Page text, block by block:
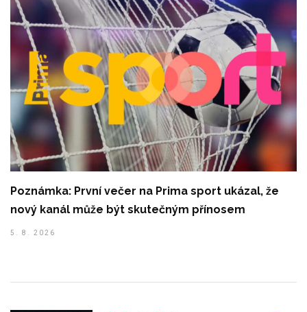
Poznámka: První večer na Prima sport ukázal, že
nový kanál může být skutečným přínosem
5. 8. 2026